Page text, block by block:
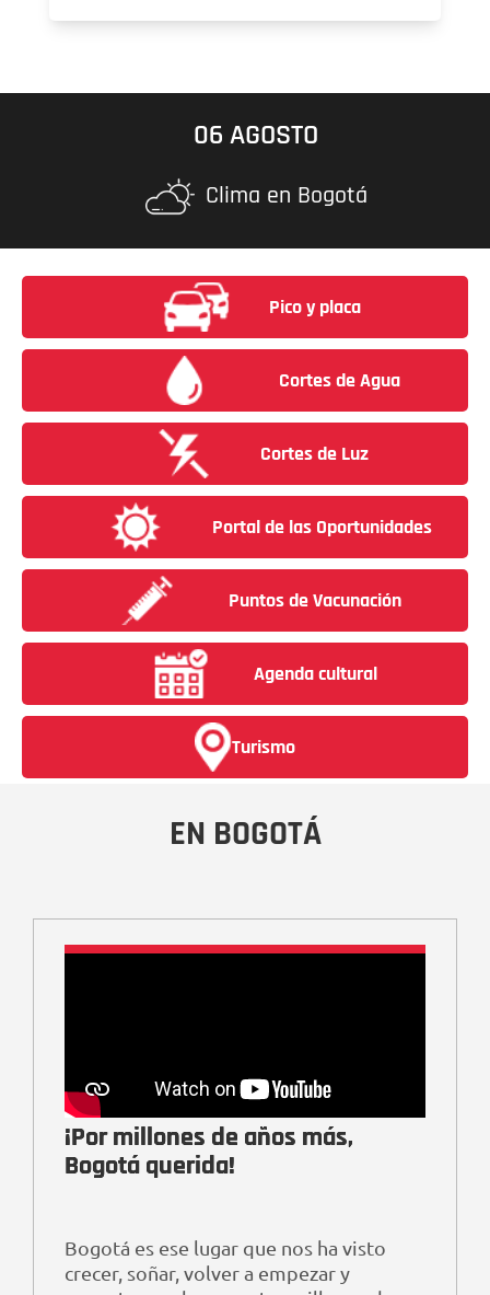
06 AGOSTO
Clima en Bogotá
Pico y placa
Cortes de Agua
Cortes de Luz
Portal de las Oportunidades
Puntos de Vacunación
Agenda cultural
Turismo
EN BOGOTÁ
¡Por millones de años más,
Bogotá querida!
Bogotá es ese lugar que nos ha visto
crecer, soñar, volver a empezar y